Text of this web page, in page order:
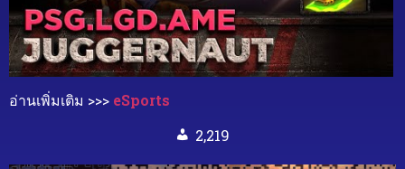
อ่านเพิ่มเติม >>> eSports
2,219